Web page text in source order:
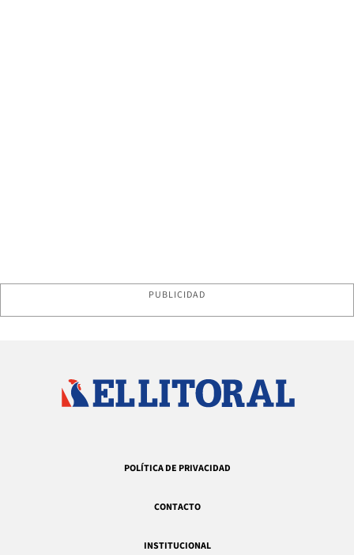
PUBLICIDAD
POLÍTICA DE PRIVACIDAD
CONTACTO
INSTITUCIONAL